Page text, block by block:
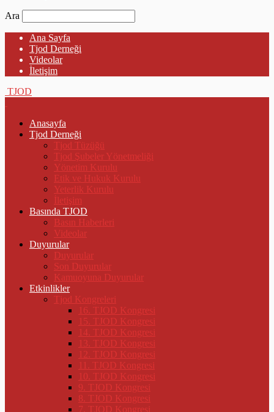
Ara
Ana Sayfa
Tjod Derneği
Videolar
İletişim
TJOD
Anasayfa
Tjod Derneği
Tjod Tüzüğü
Tjod Şubeler Yönetmeliği
Yönetim Kurulu
Etik ve Hukuk Kurulu
Yeterlik Kurulu
İletişim
Basında TJOD
Basın Haberleri
Videolar
Duyurular
Duyurular
Son Duyurular
Kamuoyuna Duyurular
Etkinlikler
Tjod Kongreleri
16. TJOD Kongresi
15. TJOD Kongresi
14. TJOD Kongresi
13. TJOD Kongresi
12. TJOD Kongresi
11. TJOD Kongresi
10. TJOD Kongresi
9. TJOD Kongresi
8. TJOD Kongresi
7. TJOD Kongresi